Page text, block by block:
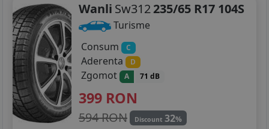
Wanli Sw312235/65 R17 104S
Turisme
Consum
C
Aderenta D
Zgomot A 71 dB
399 RON
594 RON Discount 32%